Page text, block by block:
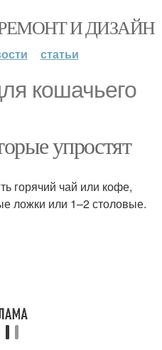
И ДИЗАЙН
статьи
кошачьего
упростят
горячий чай или кофе,
ложки или 1–2 столовые.